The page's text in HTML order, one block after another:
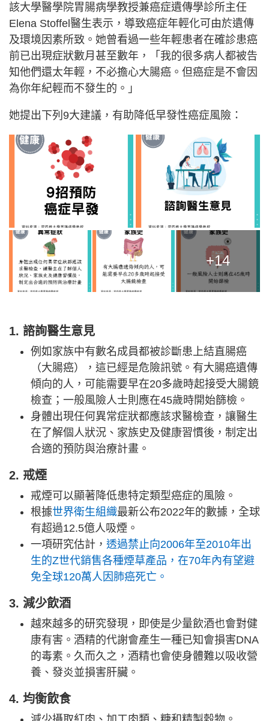
該大學醫學院胃腸病學教授兼癌症遺傳學診所主任
Elena Stoffel醫生表示，導致癌症年輕化可由於遺傳
及環境因素所致。她曾看過一些年輕患者在確診患癌
前已出現症狀數月甚至數年，「我的很多病人都被告
知他們還太年輕，不必擔心大腸癌。但癌症是不會因
為你年紀輕而不發生的。」
她提出下列9大建議，有助降低早發性癌症風險：
+14
1. 諮詢醫生意見
例如家族中有數名成員都被診斷患上結直腸癌
（大腸癌），這已經是危險訊號。有大腸癌遺傳
傾向的人，可能需要早在20多歲時起接受大腸鏡
檢查；一般風險人士則應在45歲時開始篩檢。
身體出現任何異常症狀都應該求醫檢查，讓醫生
在了解個人狀況、家族史及健康習慣後，制定出
合適的預防與治療計畫。
2. 戒煙
戒煙可以顯著降低患特定類型癌症的風險。
根據世界衛生組織最新公布2022年的數據，全球
有超過12.5億人吸煙。
一項研究估計， 透過禁止向2006年至2010年出
生的Z世代銷售各種煙草產品，在70年內有望避
免全球120萬人因肺癌死亡。
3. 減少飲酒
越來越多的研究發現，即使是少量飲酒也會對健
康有害。酒精的代謝會產生一種已知會損害DNA
的毒素。久而久之，酒精也會使身體難以吸收營
養、發炎並損害肝臟。
4. 均衡飲食